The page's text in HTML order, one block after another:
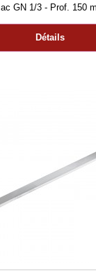
GN 1/3 - Prof. 150
Détails